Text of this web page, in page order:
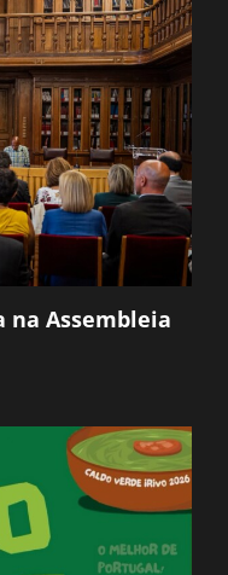
na Assembleia